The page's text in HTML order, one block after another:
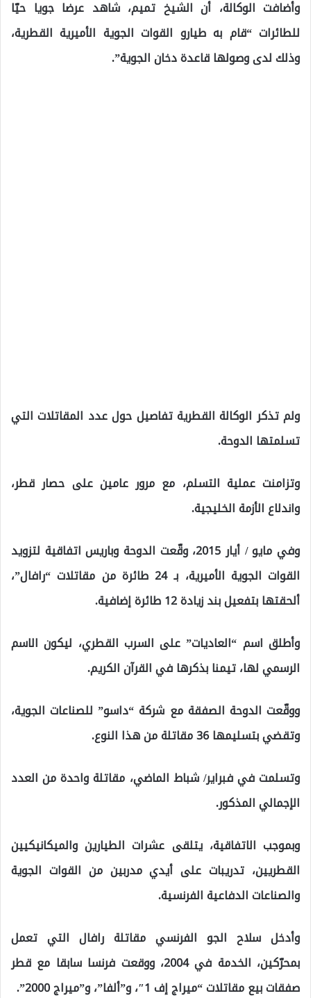
وأضافت الوكالة، أن الشيخ تميم، شاهد عرضا جويا حيّا
للطائرات “قام به طيارو القوات الجوية الأميرية القطرية،
وذلك لدى وصولها قاعدة دخان الجوية”.
ولم تذكر الوكالة القطرية تفاصيل حول عدد المقاتلات التي
تسلمتها الدوحة.
وتزامنت عملية التسلم، مع مرور عامين على حصار قطر،
واندلاع الأزمة الخليجية.
وفي مايو / أيار 2015، وقّعت الدوحة وباريس اتفاقية لتزويد
القوات الجوية الأميرية، بـ 24 طائرة من مقاتلات “رافال”،
ألحقتها بتفعيل بند زيادة 12 طائرة إضافية.
وأطلق اسم “العاديات” على السرب القطري، ليكون الاسم
الرسمي لها، تيمنا بذكرها في القرآن الكريم.
ووقّعت الدوحة الصفقة مع شركة “داسو” للصناعات الجوية،
وتقضي بتسليمها 36 مقاتلة من هذا النوع.
وتسلمت في فبراير/ شباط الماضي، مقاتلة واحدة من العدد
الإجمالي المذكور.
وبموجب الاتفاقية، يتلقى عشرات الطيارين والميكانيكيين
القطريين، تدريبات على أيدي مدربين من القوات الجوية
والصناعات الدفاعية الفرنسية.
وأدخل سلاح الجو الفرنسي مقاتلة رافال التي تعمل
بمحرّكين، الخدمة في 2004، ووقعت فرنسا سابقا مع قطر
صفقات بيع مقاتلات “ميراج إف 1″، و”ألفا”، و”ميراج 2000”.